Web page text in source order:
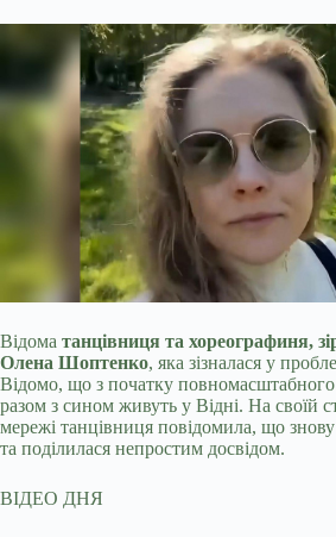
Відома танцівниця та хореографиня,
Олена Шоптенко, яка зізналася у
Відомо, що з початку повномасштабного
разом з сином живуть у Відні. На своїй
мережі танцівниця повідомила, що
та поділилася непростим досвідом.
ВІДЕО ДНЯ